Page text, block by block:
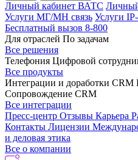
Личный кабинет ВАТС
Услуги МГ/МН связь Услуги
Бесплатный вызов 8-800
Для отраслей По задачам
Все решения
Телефония Цифровой
Все продукты
Интеграции и доработки CRM
Сопровождение CRM
Все интеграции
Пресс-центр Отзывы Карьера
Контакты Лицензии
и деловая этика
Все о компании